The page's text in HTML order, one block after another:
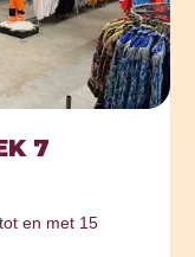
7
en met 15